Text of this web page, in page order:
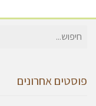
חיפוש
פוסטים אחרונים